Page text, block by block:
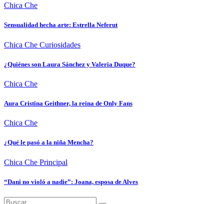
Chica Che
Sensualidad hecha arte: Estrella Neferut
Chica Che Curiosidades
¿Quiénes son Laura Sánchez y Valeria Duque?
Chica Che
Aura Cristina Geithner, la reina de Only Fans
Chica Che
¿Qué le pasó a la niña Mencha?
Chica Che Principal
“Dani no violó a nadie”: Joana, esposa de Alves